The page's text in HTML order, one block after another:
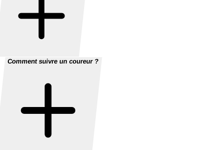
Comment suivre un coureur ?